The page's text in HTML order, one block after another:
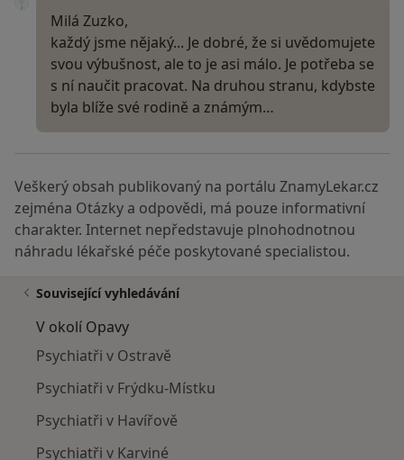
Milá Zuzko,
každý jsme nějaký... Je dobré, že si uvědomujete
svou výbušnost, ale to je asi málo. Je potřeba se
s ní naučit pracovat. Na druhou stranu, kdybste
byla blíže své rodině a známým…
Veškerý obsah publikovaný na portálu ZnamyLekar.cz
zejména Otázky a odpovědi, má pouze informativní
charakter. Internet nepředstavuje plnohodnotnou
náhradu lékařské péče poskytované specialistou.
Související vyhledávání
V okolí Opavy
Psychiatři v Ostravě
Psychiatři v Frýdku-Místku
Psychiatři v Havířově
Psychiatři v Karviné